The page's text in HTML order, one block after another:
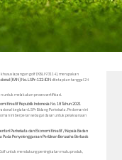
lapangan golf (KBLI 93114), merupakan
(KAN) No. LSPr-122-IDNditetapkan tanggal 24
untuk melakukan proses sertifikasi.
Kreatif Republik Indonesia No. 18 Tahun 2021
kegiatan LSPr Bidang Pariwisata. Pedoman ini
ini berperan sebagai dasar untuk pelaksanaan
Pariwisata dan Ekonomi Kreatif / Kepala Badan
Pada Penyelenggaraan Perizinan Berusaha Berbasis
untuk mendukung peningkatan mutu produk,